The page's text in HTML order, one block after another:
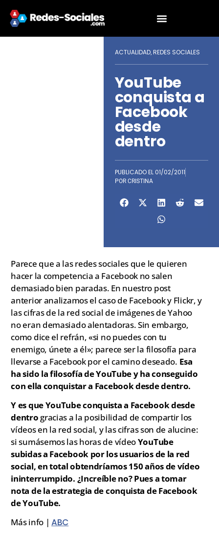
ACTUALIDAD, REDES SOCIALES
YouTube
conquista a
Facebook
desde
dentro
PUBLICADO EL 01/02/2011
POR CRISTINA
Parece que a las redes sociales que le quieren
hacer la competencia a Facebook no salen
demasiado bien paradas. En nuestro post
anterior analizamos el caso de Facebook y Flickr, y
las cifras de la red social de imágenes de Yahoo
no eran demasiado alentadoras. Sin embargo,
como dice el refrán, «si no puedes con tu
enemigo, únete a él»; parece ser la filosofía para
llevarse a Facebook por el camino deseado. Esa
ha sido la filosofía de YouTube y ha conseguido
con ella conquistar a Facebook desde dentro.
Y es que YouTube conquista a Facebook desde
dentrogracias a la posibilidad de compartir los
vídeos en la red social, y las cifras son de alucine:
si sumásemos las horas de vídeoYouTube
subidas a Facebook por los usuarios de la red
social, en total obtendríamos 150 años de vídeo
ininterrumpido. ¿Increíble no? Pues a tomar
nota de la estrategia de conquista de Facebook
de YouTube.
Más info |ABC